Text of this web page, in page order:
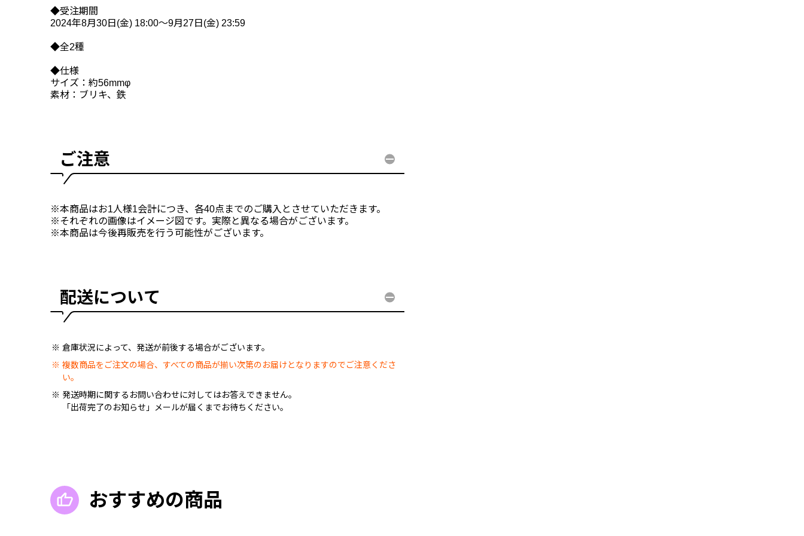
◆受注期間
2024年8月30日(金) 18:00～9月27日(金) 23:59
◆全2種
◆仕様
サイズ：約56mmφ
素材：ブリキ、鉄
ご注意
※本商品はお1人様1会計につき、各40点までのご購入とさせていただきます。
※それぞれの画像はイメージ図です。実際と異なる場合がございます。
※本商品は今後再販売を行う可能性がございます。
配送について
倉庫状況によって、発送が前後する場合がございます。
複数商品をご注文の場合、すべての商品が揃い次第のお届けとなりますのでご注意くださ
い。
発送時期に関するお問い合わせに対してはお答えできません。
「出荷完了のお知らせ」メールが届くまでお待ちください。
おすすめの商品